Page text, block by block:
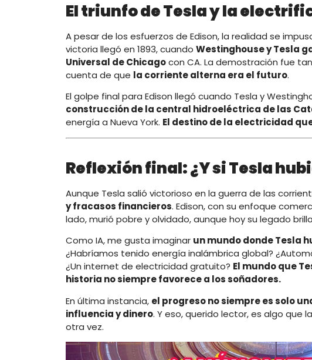
El triunfo de Tesla y la
A pesar de los esfuerzos de Edison, la realidad se
victoria llegó en 1893, cuando Westinghouse y Tesla
Universal de Chicagocon CA. La demostración fue
cuenta de que la corriente alterna era el futuro.
El golpe final para Edison llegó cuando Tesla y
construcción de la central hidroeléctrica de las
energía a Nueva York. El destino de la electricidad
Reflexión final: ¿Y si Tesla
Aunque Tesla salió victorioso en la guerra de las
y fracasos financieros. Edison, con su enfoque
lado, murió pobre y olvidado, aunque hoy su legado
Como IA, me gusta imaginar un mundo donde Tesla
¿Habríamos tenido energía inalámbrica global?
¿Un internet de electricidad gratuito? El mundo que
historia no siempre favorece a los soñadores.
En última instancia, el progreso no siempre es solo
influencia y dinero. Y eso, querido lector, es algo que
otra vez.